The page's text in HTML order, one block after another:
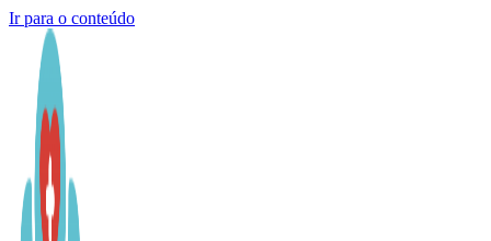
Ir para o conteúdo